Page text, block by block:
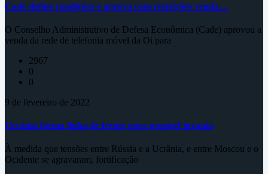
Cade define condições e aprova com restrições venda…
O Conselho Administrativo de Defesa Econômica (Cade) aprovou a
venda da rede de telefonia móvel da Oi para
2967
0
0
9 de fevereiro de 2022
Ucrânia forma linha de frente para possível invasão
À medida que tensões entre Rússia e a Ucrânia, e entre Moscou e o
Ocidente se agravaram, fortificação